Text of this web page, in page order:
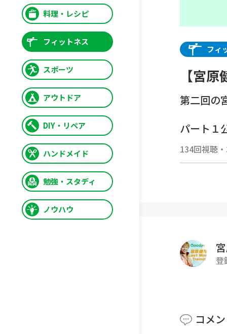
料理・レシピ
フィットネス
スポーツ
アウトドア
DIY・リペア
ハンドメイド
勉強・スタディ
ノウハウ
フィ
【宮
第二回の
パート１
第68代チ
『時間が
134回視聴 ・
登
コメ